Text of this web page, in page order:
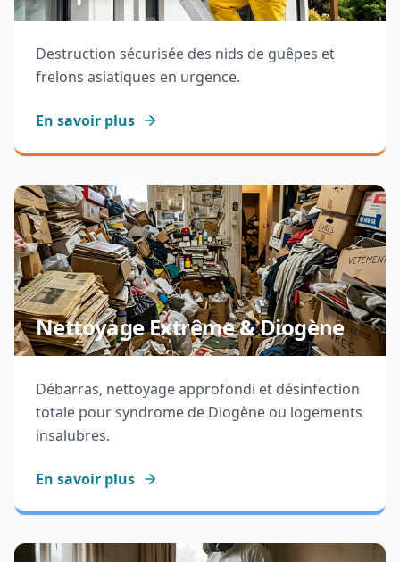
Destruction sécurisée des nids de guêpes et
frelons asiatiques en urgence.
En savoir plus
Nettoyage Extrême & Diogène
Débarras, nettoyage approfondi et désinfection
totale pour syndrome de Diogène ou logements
insalubres.
En savoir plus